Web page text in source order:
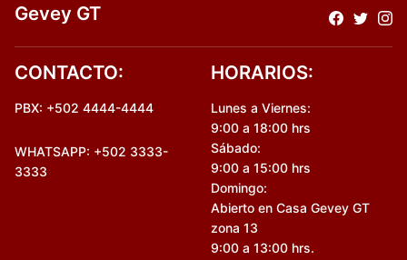
Gevey GT
CONTACTO:
PBX: +502 4444-4444
WHATSAPP: +502 3333-
3333
HORARIOS:
Lunes a Viernes:
9:00 a 18:00 hrs
Sábado:
9:00 a 15:00 hrs
Domingo:
Abierto en Casa Gevey GT
zona 13
9:00 a 13:00 hrs.